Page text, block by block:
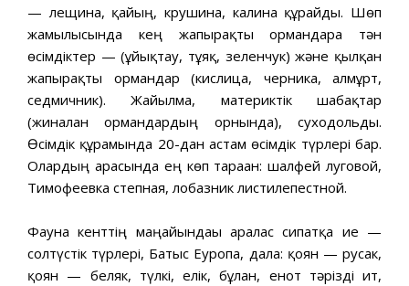
— лещина, қайың, крушина, калина құрайды. Шөп
жамылғысында кең жапырақты ормандарға тән
өсімдіктер — (ұйықтау, тұяқ, зеленчук) және қылқан
жапырақты ормандар (кислица, черника, алмұрт,
седмичник). Жайылма, материктік шабақтар
(жиналған ормандардың орнында), суходольды.
Өсімдік құрамында 20-дан астам өсімдік түрлері бар.
Олардың арасында ең көп тараған: шалфей луговой,
Тимофеевка степная, лобазник листилепестной.
Фауна кенттің маңайындағы аралас сипатқа ие —
солтүстік түрлері, Батыс Еуропа, дала: қоян — русак,
қоян — беляк, түлкі, елік, бұлан, енот тәрізді ит,